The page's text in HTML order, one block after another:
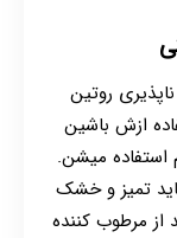
روتین
ازش باشین
میشن.
تمیز و خشک
از مرطوب کننده